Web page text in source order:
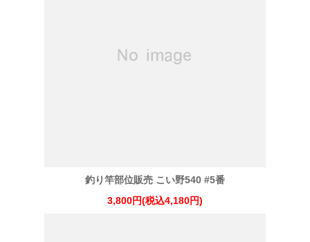
釣り竿部位販売 こい野540 #5番
3,800円(税込4,180円)